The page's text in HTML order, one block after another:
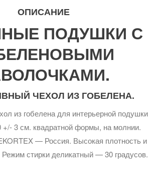
ОПИСАНИЕ
ПОДУШКИ С
ЧЕХОЛ ИЗ ГОБЕЛЕНА.
из гобелена для интерьерной подушки
+/- 3 см. квадратной формы, на молнии.
— Россия. Высокая плотность и
Режим стирки деликатный — 30 градусов.